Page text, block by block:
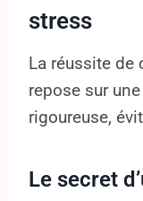
stress
La réussite de
repose sur
rigoureuse,
Le secret